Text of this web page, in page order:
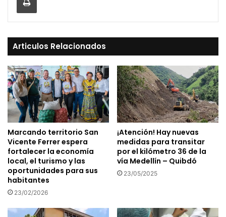
Articulos Relacionados
Marcando territorio San
Vicente Ferrer espera
fortalecer la economía
local, el turismo y las
oportunidades para sus
habitantes
23/02/2026
¡Atención! Hay nuevas
medidas para transitar
por el kilómetro 36 de la
vía Medellín – Quibdó
23/05/2025